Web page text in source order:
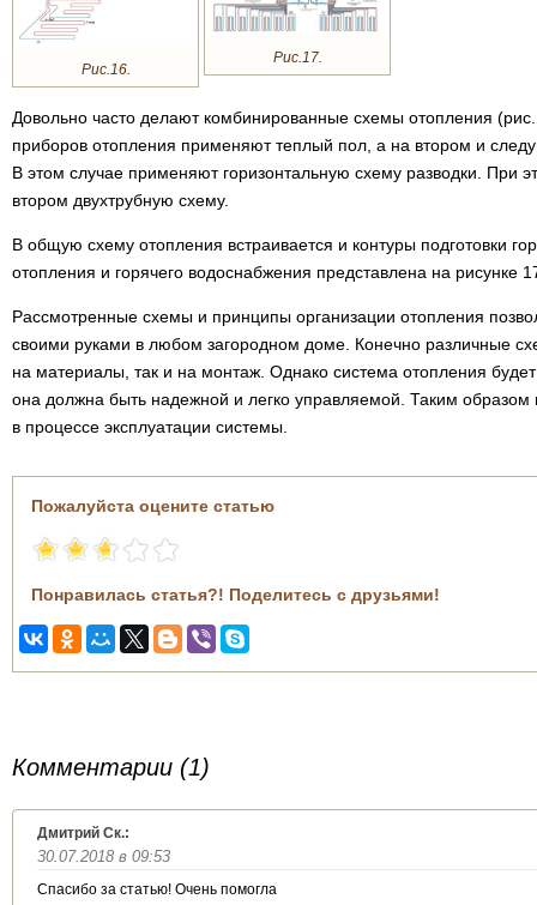
Рис.16.
Рис.17.
Довольно часто делают комбинированные схемы отопления
приборов отопления применяют теплый пол, а на втором и
В этом случае применяют горизонтальную схему разводки. При
втором двухтрубную схему.
В общую схему отопления встраивается и контуры подготовки
отопления и горячего водоснабжения представлена на рисунке
Рассмотренные схемы и принципы организации отопления
своими руками в любом загородном доме. Конечно различные
на материалы, так и на монтаж. Однако система отопления
она должна быть надежной и легко управляемой. Таким образом
в процессе эксплуатации системы.
Пожалуйста оцените статью
Понравилась статья?! Поделитесь с друзьями!
Комментарии (1)
Дмитрий Ск.:
30.07.2018 в 09:53
Спасибо за статью! Очень помогла